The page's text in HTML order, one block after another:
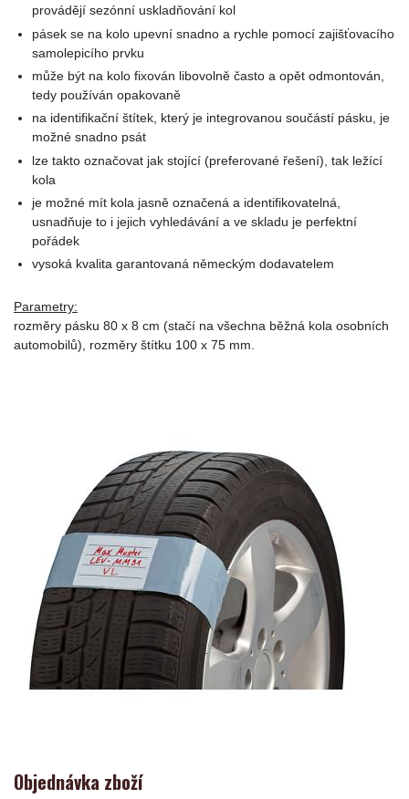
provádějí sezónní uskladňování kol
pásek se na kolo upevní snadno a rychle pomocí zajišťovacího
samolepicího prvku
může být na kolo fixován libovolně často a opět odmontován,
tedy používán opakovaně
na identifikační štítek, který je integrovanou součástí pásku, je
možné snadno psát
lze takto označovat jak stojící (preferované řešení), tak ležící
kola
je možné mít kola jasně označená a identifikovatelná,
usnadňuje to i jejich vyhledávání a ve skladu je perfektní
pořádek
vysoká kvalita garantovaná německým dodavatelem
Parametry:
rozměry pásku 80 x 8 cm (stačí na všechna běžná kola osobních
automobilů), rozměry štítku 100 x 75 mm.
Objednávka zboží